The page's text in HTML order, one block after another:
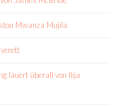
Mwanza Mujila
lauert überall von Ilija